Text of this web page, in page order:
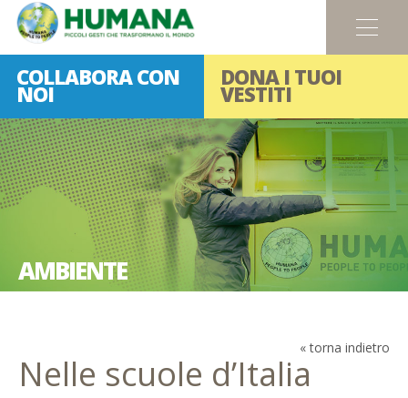
Menu
COLLABORA CON
NOI
DONA I TUOI
VESTITI
AMBIENTE
« torna indietro
Nelle scuole d’Italia